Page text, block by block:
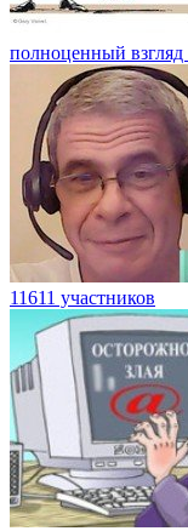
полноценный взгляд
11611 участников